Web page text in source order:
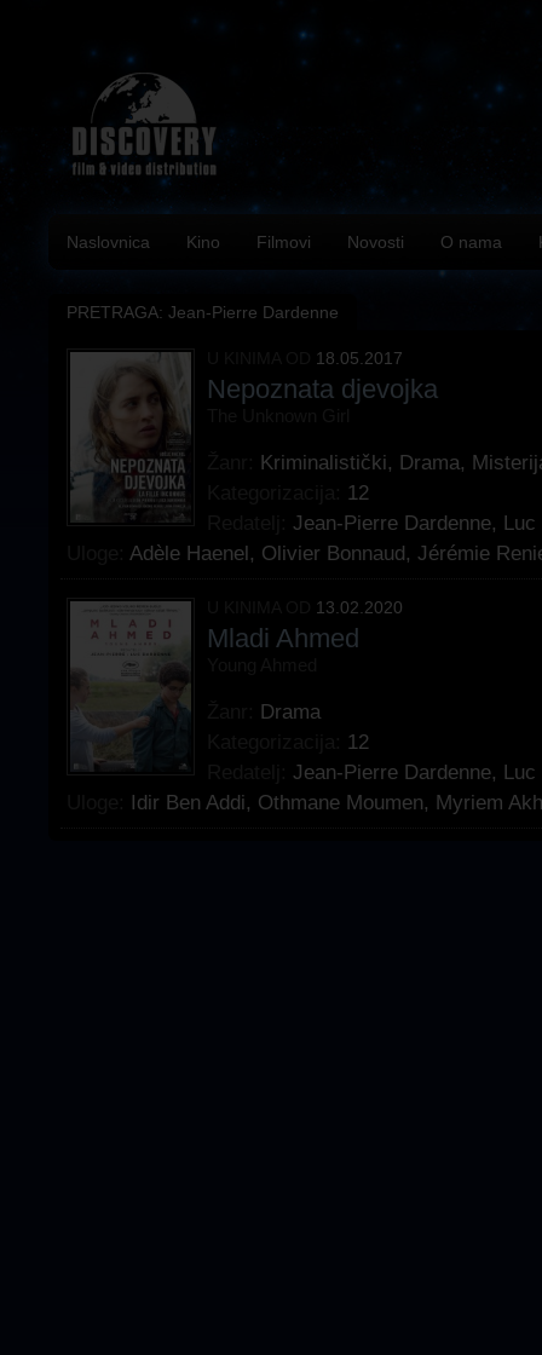
Naslovnica Kino Filmovi Novosti O nama
PRETRAGA: Jean-Pierre Dardenne
18.05.2017
Nepoznata djevojka
Kriminalistički, Drama,
12
Jean-Pierre Dardenne, Luc
Adèle Haenel, Olivier Bonnaud, Jérémie
13.02.2020
Mladi Ahmed
Drama
12
Jean-Pierre Dardenne, Luc
Idir Ben Addi, Othmane Moumen, Myriem